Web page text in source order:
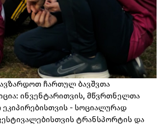
ჩართულ ბავშვთა
ინვენტარითვის, მწვრთნელთა
ეკიპირებისთვის - სოციალურად
ტრანსპორტის და